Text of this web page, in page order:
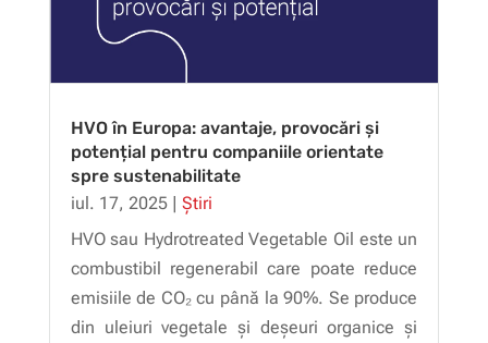
HVO în Europa: avantaje, provocări și
potențial pentru companiile orientate
spre sustenabilitate
iul. 17, 2025| Știri
HVO sau Hydrotreated Vegetable Oil este un
combustibil regenerabil care poate reduce
emisiile de CO₂ cu până la 90%. Se produce
din uleiuri vegetale și deșeuri organice și